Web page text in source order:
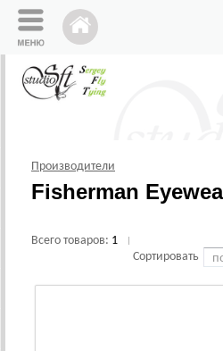
Производители
Fisherman
Всего товаров: 1
Сортировать